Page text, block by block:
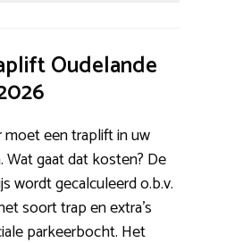
Oudelande
moet een traplift in uw
gaat dat kosten? De
wordt gecalculeerd o.b.v.
soort trap en extra’s
parkeerbocht. Het